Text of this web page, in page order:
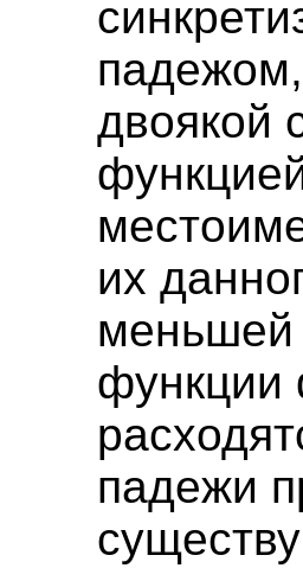
двоякой
их
меньшей
функции
падежи